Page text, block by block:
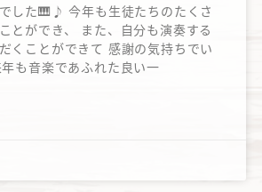
した🎹♪ 今年も生徒たちのたくさ
とができ、 また、自分も演奏する
くことができて 感謝の気持ちでい
も音楽であふれた良い一